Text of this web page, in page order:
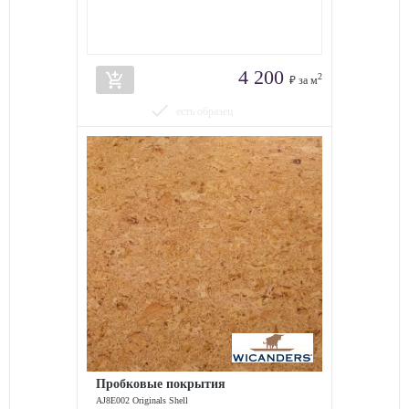
add_shopping_cart 4 200 ₽ за м2
Пробковые покрытия
AJ8E002 Originals Shell